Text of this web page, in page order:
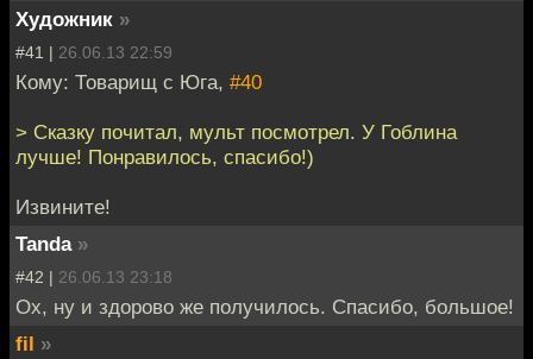
Художник »
#41 | 26.06.13 22:59
Кому: Товарищ с Юга, #40
> Сказку почитал, мульт посмотрел. У Гоблина
лучше! Понравилось, спасибо!)
Извините!
Tanda »
#42 | 26.06.13 23:18
Ох, ну и здорово же получилось. Спасибо, большое!
fil »